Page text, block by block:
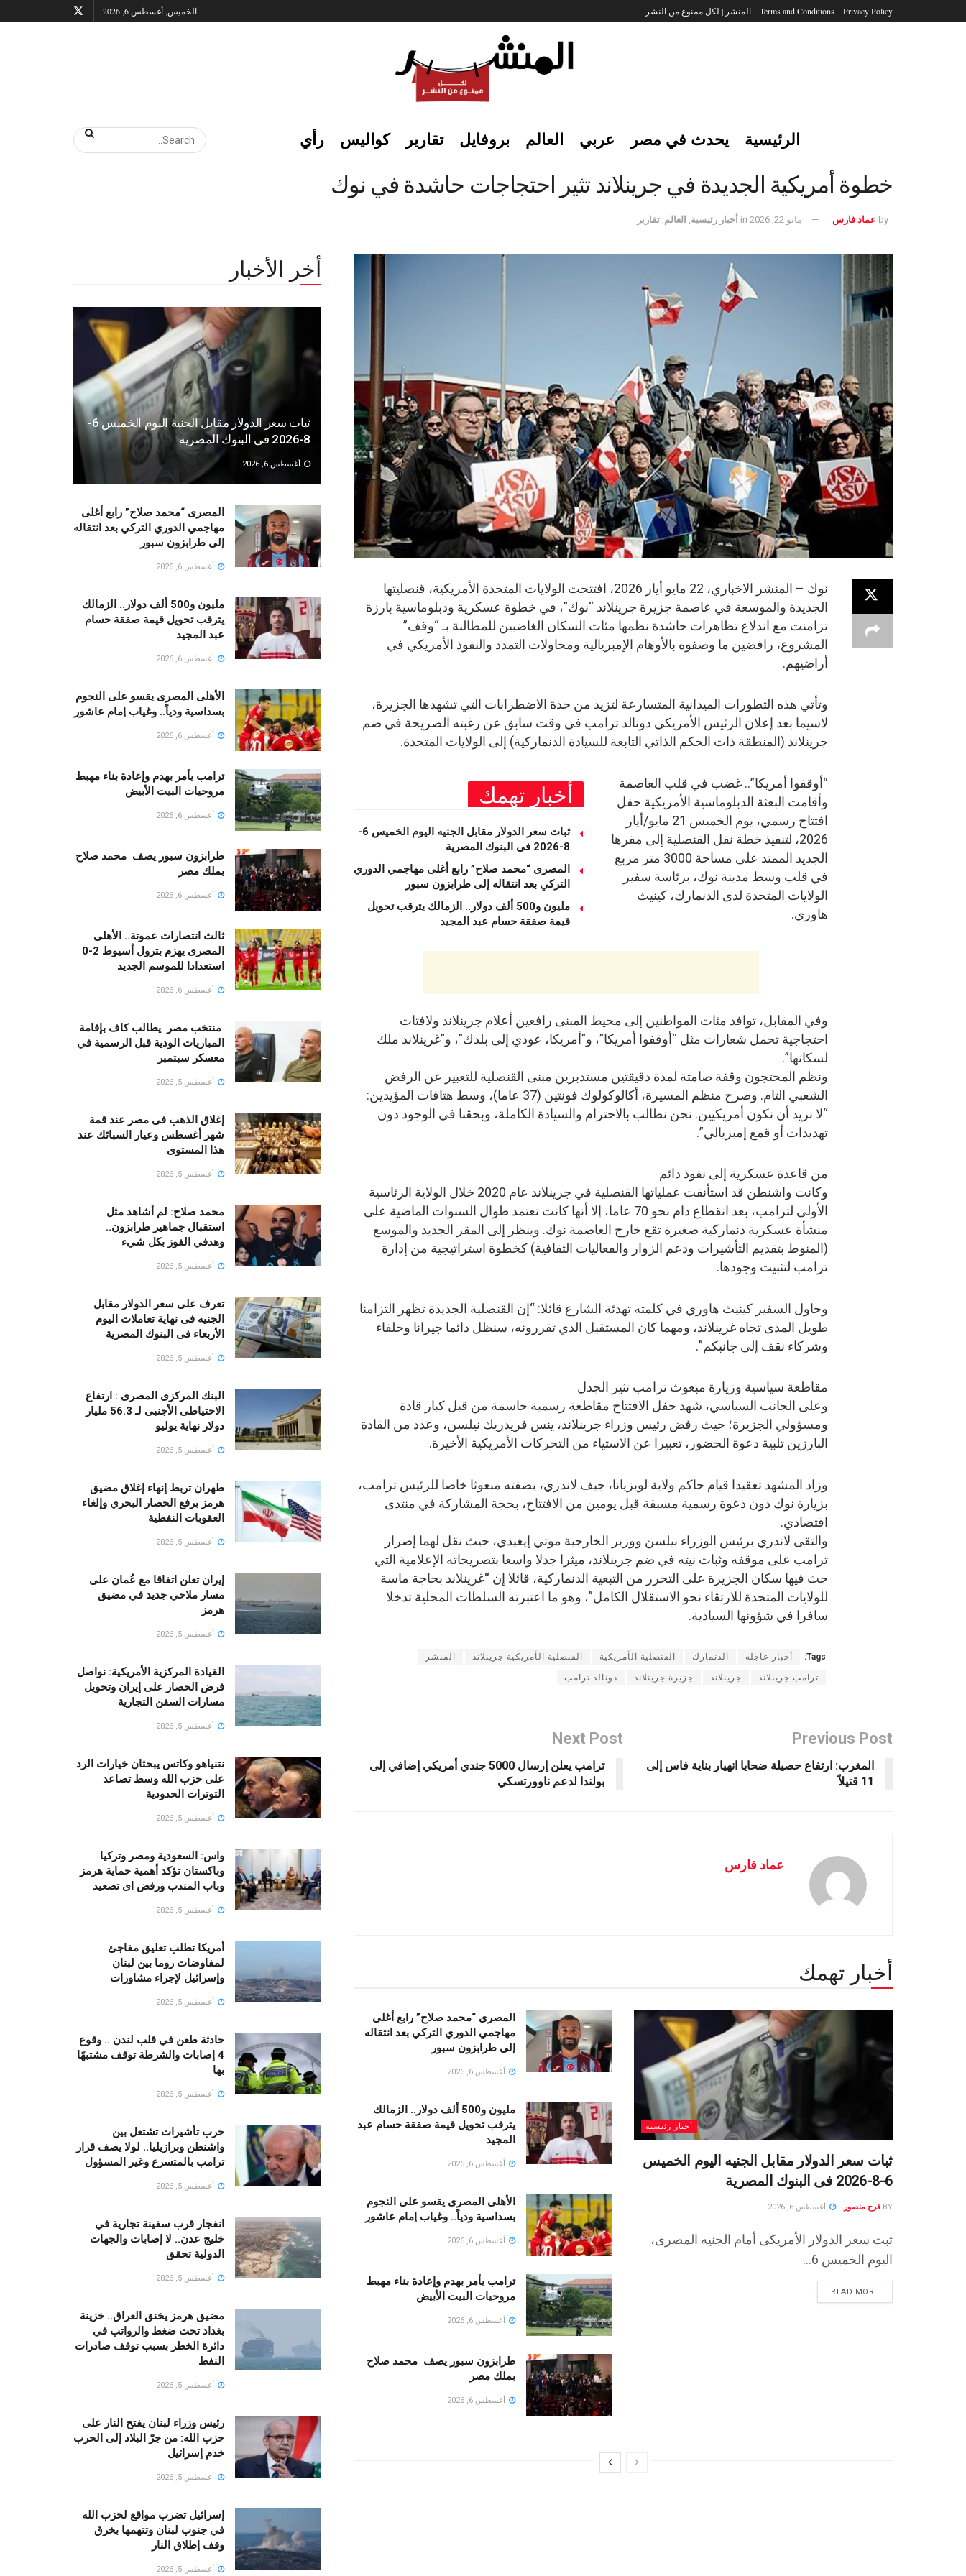
Privacy Policy
Terms and Conditions المنشر | لكل ممنوع من النشر الخميس, أغسطس 6, 2026
الرئيسية يحدث في مصر عربي العالم بروفايل تقارير كواليس رأي
خطوة أمريكية الجديدة في جرينلاند تثير احتجاجات حاشدة في نوك
by عماد فارس مايو 22, 2026 in أخبار رئيسية العالم تقارير
نوك – المنشر الاخباري، 22 مايو أيار 2026، افتتحت الولايات المتحدة الأمريكية، قنصليتها
الجديدة والموسعة في عاصمة جزيرة جرينلاند “نوك”، في خطوة عسكرية ودبلوماسية بارزة
تزامنت مع اندلاع تظاهرات حاشدة نظمها مئات السكان الغاضبين للمطالبة بـ “وقف”
المشروع، رافضين ما وصفوه بالأوهام الإمبريالية ومحاولات التمدد والنفوذ الأمريكي في
أراضيهم.
وتأتي هذه التطورات الميدانية المتسارعة لتزيد من حدة الاضطرابات التي تشهدها الجزيرة،
لاسيما بعد إعلان الرئيس الأمريكي دونالد ترامب في وقت سابق عن رغبته الصريحة في ضم
جرينلاند (المنطقة ذات الحكم الذاتي التابعة للسيادة الدنماركية) إلى الولايات المتحدة.
أخبار تهمك
ثبات سعر الدولار مقابل الجنيه اليوم الخميس 6-
8-2026 فى البنوك المصرية
المصرى “محمد صلاح” رابع أغلى مهاجمي الدوري
التركي بعد انتقاله إلى طرابزون سبور
مليون و500 ألف دولار.. الزمالك يترقب تحويل
قيمة صفقة حسام عبد المجيد
“أوقفوا أمريكا”.. غضب في قلب العاصمة
وأقامت البعثة الدبلوماسية الأمريكية حفل
افتتاح رسمي، يوم الخميس 21 مايو/أيار
2026، لتنفيذ خطة نقل القنصلية إلى مقرها
الجديد الممتد على مساحة 3000 متر مربع
في قلب وسط مدينة نوك، برئاسة سفير
الولايات المتحدة لدى الدنمارك، كينيث
هاوري.
وفي المقابل، توافد مئات المواطنين إلى محيط المبنى رافعين أعلام جرينلاند ولافتات
احتجاجية تحمل شعارات مثل “أوقفوا أمريكا”، و”أمريكا، عودي إلى بلدك”، و”غرينلاند ملك
لسكانها”.
ونظم المحتجون وقفة صامتة لمدة دقيقتين مستدبرين مبنى القنصلية للتعبير عن الرفض
الشعبي التام. وصرح منظم المسيرة، أكالوكولوك فونتين (37 عاما)، وسط هتافات المؤيدين:
“لا نريد أن نكون أمريكيين. نحن نطالب بالاحترام والسيادة الكاملة، وبحقنا في الوجود دون
تهديدات أو قمع إمبريالي”.
من قاعدة عسكرية إلى نفوذ دائم
وكانت واشنطن قد استأنفت عملياتها القنصلية في جرينلاند عام 2020 خلال الولاية الرئاسية
الأولى لترامب، بعد انقطاع دام نحو 70 عاما، إلا أنها كانت تعتمد طوال السنوات الماضية على
منشأة عسكرية دنماركية صغيرة تقع خارج العاصمة نوك. وينظر إلى المقر الجديد والموسع
(المنوط بتقديم التأشيرات ودعم الزوار والفعاليات الثقافية) كخطوة استراتيجية من إدارة
ترامب لتثبيت وجودها.
وحاول السفير كينيث هاوري في كلمته تهدئة الشارع قائلا: “إن القنصلية الجديدة تظهر التزامنا
طويل المدى تجاه غرينلاند، ومهما كان المستقبل الذي تقررونه، سنظل دائما جيرانا وحلفاء
وشركاء نقف إلى جانبكم”.
مقاطعة سياسية وزيارة مبعوث ترامب تثير الجدل
وعلى الجانب السياسي، شهد حفل الافتتاح مقاطعة رسمية حاسمة من قبل كبار قادة
ومسؤولي الجزيرة؛ حيث رفض رئيس وزراء جرينلاند، ينس فريدريك نيلسن، وعدد من القادة
البارزين تلبية دعوة الحضور، تعبيرا عن الاستياء من التحركات الأمريكية الأخيرة.
وزاد المشهد تعقيدا قيام حاكم ولاية لويزيانا، جيف لاندري، بصفته مبعوثا خاصا للرئيس ترامب،
بزيارة نوك دون دعوة رسمية مسبقة قبل يومين من الافتتاح، بحجة المشاركة في منتدى
اقتصادي.
والتقى لاندري برئيس الوزراء نيلسن ووزير الخارجية موتي إيغيدي، حيث نقل لهما إصرار
ترامب على موقفه وثبات نيته في ضم جرينلاند، ميثرا جدلا واسعا بتصريحاته الإعلامية التي
حث فيها سكان الجزيرة على التحرر من التبعية الدنماركية، قائلا إن “غرينلاند بحاجة ماسة
للولايات المتحدة للارتقاء نحو الاستقلال الكامل”، وهو ما اعتبرته السلطات المحلية تدخلا
سافرا في شؤونها السيادية.
Tags: أخبار عاجله الدنمارك القنصلية الأمريكية القنصلية الأمريكية جرينلاند المنشر
ترامب جرينلاند جرينلاند جزيرة جرينلاند دونالد ترامب
Previous Post
المغرب: ارتفاع حصيلة ضحايا انهيار بناية فاس إلى
11 قتيلاً
Next Post
ترامب يعلن إرسال 5000 جندي أمريكي إضافي إلى
بولندا لدعم ناوورتسكي
عماد فارس
أخبار تهمك
أخبار رئيسية
ثبات سعر الدولار مقابل الجنيه اليوم الخميس
6-8-2026 فى البنوك المصرية
BY فرح منصور أغسطس 6, 2026
ثبت سعر الدولار الأمريكى أمام الجنيه المصرى،
اليوم الخميس 6...
READ MORE
المصرى “محمد صلاح” رابع أغلى
مهاجمي الدوري التركي بعد انتقاله
إلى طرابزون سبور
أغسطس 6, 2026
مليون و500 ألف دولار.. الزمالك
يترقب تحويل قيمة صفقة حسام عبد
المجيد
أغسطس 6, 2026
الأهلى المصرى يقسو على النجوم
بسداسية ودياً.. وغياب إمام عاشور
أغسطس 6, 2026
ترامب يأمر بهدم وإعادة بناء مهبط
مروحيات البيت الأبيض
أغسطس 6, 2026
طرابزون سبور يصف محمد صلاح
بملك مصر
أغسطس 6, 2026
أخر الأخبار
ثبات سعر الدولار مقابل الجنيه اليوم الخميس 6-
8-2026 فى البنوك المصرية
أغسطس 6, 2026
المصرى “محمد صلاح” رابع أغلى
مهاجمي الدوري التركي بعد انتقاله
إلى طرابزون سبور
أغسطس 6, 2026
مليون و500 ألف دولار.. الزمالك
يترقب تحويل قيمة صفقة حسام
عبد المجيد
أغسطس 6, 2026
الأهلى المصرى يقسو على النجوم
بسداسية ودياً.. وغياب إمام عاشور
أغسطس 6, 2026
ترامب يأمر بهدم وإعادة بناء مهبط
مروحيات البيت الأبيض
أغسطس 6, 2026
طرابزون سبور يصف محمد صلاح
بملك مصر
أغسطس 6, 2026
ثالث انتصارات عموتة.. الأهلى
المصرى يهزم بترول أسيوط 2-0
استعدادا للموسم الجديد
أغسطس 6, 2026
منتخب مصر يطالب كاف بإقامة
المباريات الودية قبل الرسمية في
معسكر سبتمبر
أغسطس 5, 2026
إغلاق الذهب فى مصر عند قمة
شهر أغسطس وعيار السبائك عند
هذا المستوى
أغسطس 5, 2026
محمد صلاح: لم أشاهد مثل
استقبال جماهير طرابزون..
وهدفي الفوز بكل شيء
أغسطس 5, 2026
تعرف على سعر الدولار مقابل
الجنيه فى نهاية تعاملات اليوم
الأربعاء فى البنوك المصرية
أغسطس 5, 2026
البنك المركزى المصرى : ارتفاع
الاحتياطى الأجنبى لـ 56.3 مليار
دولار نهاية يوليو
أغسطس 5, 2026
طهران تربط إنهاء إغلاق مضيق
هرمز برفع الحصار البحري وإلغاء
العقوبات النفطية
أغسطس 5, 2026
إيران تعلن اتفاقا مع عُمان على
مسار ملاحي جديد في مضيق
هرمز
أغسطس 5, 2026
القيادة المركزية الأمريكية: نواصل
فرض الحصار على إيران وتحويل
مسارات السفن التجارية
أغسطس 5, 2026
نتنياهو وكاتس يبحثان خيارات الرد
على حزب الله وسط تصاعد
التوترات الحدودية
أغسطس 5, 2026
واس: السعودية ومصر وتركيا
وباكستان تؤكد أهمية حماية هرمز
وباب المندب ورفض اى تصعيد
أغسطس 5, 2026
أمريكا تطلب تعليق مفاجئ
لمفاوضات روما بين لبنان
وإسرائيل لإجراء مشاورات
أغسطس 5, 2026
حادثة طعن في قلب لندن .. وقوع
4 إصابات والشرطة توقف مشتبهًا
بها
أغسطس 5, 2026
حرب تأشيرات تشتعل بين
واشنطن وبرازيليا.. لولا يصف قرار
ترامب بالمتسرع وغير المسؤول
أغسطس 5, 2026
انفجار قرب سفينة تجارية في
خليج عدن.. لا إصابات والجهات
الدولية تحقق
أغسطس 5, 2026
مضيق هرمز يخنق العراق.. خزينة
بغداد تحت ضغط والرواتب في
دائرة الخطر بسبب توقف صادرات
النفط
أغسطس 5, 2026
رئيس وزراء لبنان يفتح النار على
حزب الله: من جرّ البلاد إلى الحرب
خدم إسرائيل
أغسطس 5, 2026
إسرائيل تضرب مواقع لحزب الله
في جنوب لبنان وتتهمها بخرق
وقف إطلاق النار
أغسطس 5, 2026